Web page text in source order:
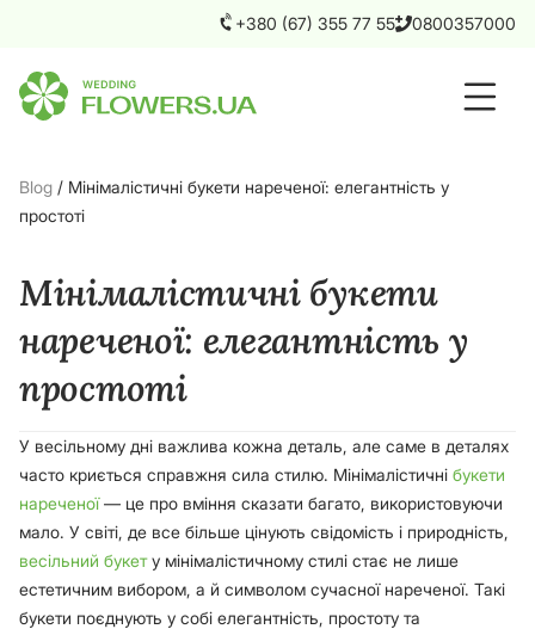
+380 (67) 355 77 55 0800357000
Blog / Мінімалістичні букети нареченої: елегантність у
простоті
Мінімалістичні букети
нареченої: елегантність у
простоті
У весільному дні важлива кожна деталь, але саме в деталях
часто криється справжня сила стилю. Мінімалістичні букети
нареченої— це про вміння сказати багато, використовуючи
мало. У світі, де все більше цінують свідомість і природність,
весільний букету мінімалістичному стилі стає не лише
естетичним вибором, а й символом сучасної нареченої. Такі
букети поєднують у собі елегантність, простоту та